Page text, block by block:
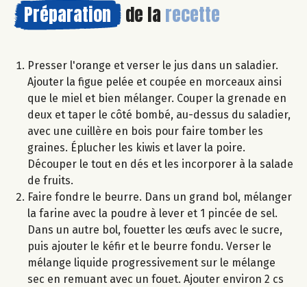
Préparation de la recette
Presser l'orange et verser le jus dans un saladier.
Ajouter la figue pelée et coupée en morceaux ainsi
que le miel et bien mélanger. Couper la grenade en
deux et taper le côté bombé, au-dessus du saladier,
avec une cuillère en bois pour faire tomber les
graines. Éplucher les kiwis et laver la poire.
Découper le tout en dés et les incorporer à la salade
de fruits.
Faire fondre le beurre. Dans un grand bol, mélanger
la farine avec la poudre à lever et 1 pincée de sel.
Dans un autre bol, fouetter les œufs avec le sucre,
puis ajouter le kéfir et le beurre fondu. Verser le
mélange liquide progressivement sur le mélange
sec en remuant avec un fouet. Ajouter environ 2 cs